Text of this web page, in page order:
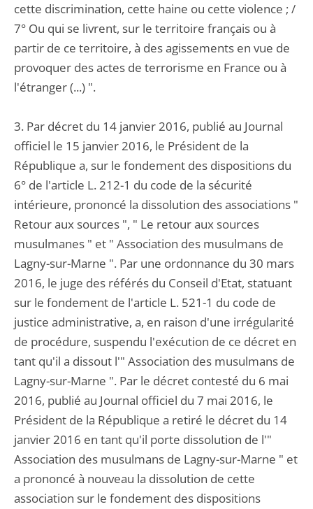
cette discrimination, cette haine ou cette violence ; /
7° Ou qui se livrent, sur le territoire français ou à
partir de ce territoire, à des agissements en vue de
provoquer des actes de terrorisme en France ou à
l'étranger (...) ".
3. Par décret du 14 janvier 2016, publié au Journal
officiel le 15 janvier 2016, le Président de la
République a, sur le fondement des dispositions du
6° de l'article L. 212-1 du code de la sécurité
intérieure, prononcé la dissolution des associations "
Retour aux sources ", " Le retour aux sources
musulmanes " et " Association des musulmans de
Lagny-sur-Marne ". Par une ordonnance du 30 mars
2016, le juge des référés du Conseil d'Etat, statuant
sur le fondement de l'article L. 521-1 du code de
justice administrative, a, en raison d'une irrégularité
de procédure, suspendu l'exécution de ce décret en
tant qu'il a dissout l'" Association des musulmans de
Lagny-sur-Marne ". Par le décret contesté du 6 mai
2016, publié au Journal officiel du 7 mai 2016, le
Président de la République a retiré le décret du 14
janvier 2016 en tant qu'il porte dissolution de l'"
Association des musulmans de Lagny-sur-Marne " et
a prononcé à nouveau la dissolution de cette
association sur le fondement des dispositions